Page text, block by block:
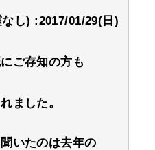
し) :2017/01/29(日)
ご存知の方も
ました。
いたのは去年の